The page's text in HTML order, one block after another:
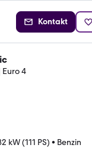
Kontakt
Euro 4
kW (111 PS) • Benzin